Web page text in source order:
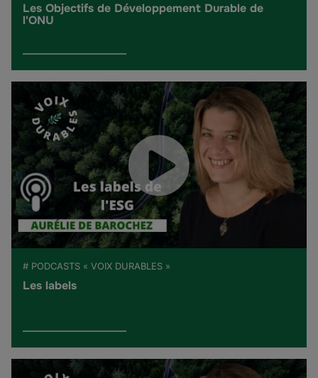
Les Objectifs de Développement Durable de
l'ONU
# PODCASTS « VOIX DURABLES »
Les labels